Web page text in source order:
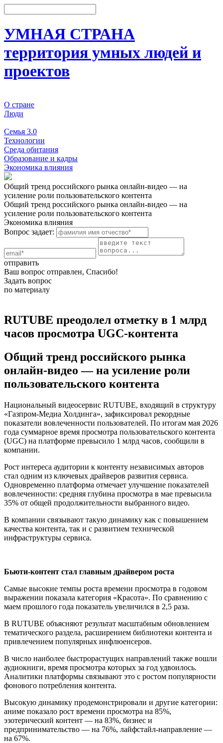
УМНАЯ СТРАНА
территория умных людей и
проектов
О стране
Люди
Семья 3.0
Технологии
Среда обитания
Образование и кадры
Экономика влияния
Общий тренд российского рынка онлайн-видео — на
усиление роли пользовательского контента
Общий тренд российского рынка онлайн-видео — на
усиление роли пользовательского контента
Экономика влияния
Вопрос задает:
отправить
Ваш вопрос отправлен, Спасибо!
Задать вопрос
по материалу
RUTUBE преодолел отметку в 1 млрд
часов просмотра UGC-контента
Общий тренд российского рынка
онлайн-видео — на усиление роли
пользовательского контента
Национальный видеосервис RUTUBE, входящий в структуру
«Газпром-Медиа Холдинга», зафиксировал рекордные
показатели вовлеченности пользователей. По итогам мая 2026
года суммарное время просмотра пользовательского контента
(UGC) на платформе превысило 1 млрд часов, сообщили в
компании.
Рост интереса аудитории к контенту независимых авторов
стал одним из ключевых драйверов развития сервиса.
Одновременно платформа отмечает улучшение показателей
вовлеченности: средняя глубина просмотра в мае превысила
35% от общей продолжительности выбранного видео.
В компании связывают такую динамику как с повышением
качества контента, так и с развитием технической
инфраструктуры сервиса.
Бьюти-контент стал главным драйвером роста
Самые высокие темпы роста времени просмотра в годовом
выражении показала категория «Красота». По сравнению с
маем прошлого года показатель увеличился в 2,5 раза.
В RUTUBE объясняют результат масштабным обновлением
тематического раздела, расширением библиотеки контента и
привлечением популярных инфлюенсеров.
В число наиболее быстрорастущих направлений также вошли
аудиокниги, время просмотра которых за год удвоилось.
Аналитики платформы связывают это с ростом популярности
фонового потребления контента.
Высокую динамику продемонстрировали и другие категории:
аниме показало рост времени просмотра на 85%,
эзотерический контент — на 83%, бизнес и
предпринимательство — на 76%, лайфстайл-направление —
на 67%.